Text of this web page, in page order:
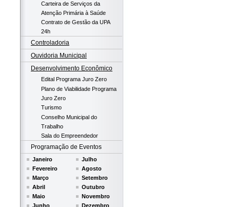
Carteira de Serviços da
Atenção Primária à Saúde
Contrato de Gestão da UPA
24h
Controladoria
Ouvidoria Municipal
Desenvolvimento Econômico
Edital Programa Juro Zero
Plano de Viabilidade Programa
Juro Zero
Turismo
Conselho Municipal do
Trabalho
Sala do Empreendedor
Programação de Eventos
Janeiro
Fevereiro
Março
Abril
Maio
Junho
Julho
Agosto
Setembro
Outubro
Novembro
Dezembro